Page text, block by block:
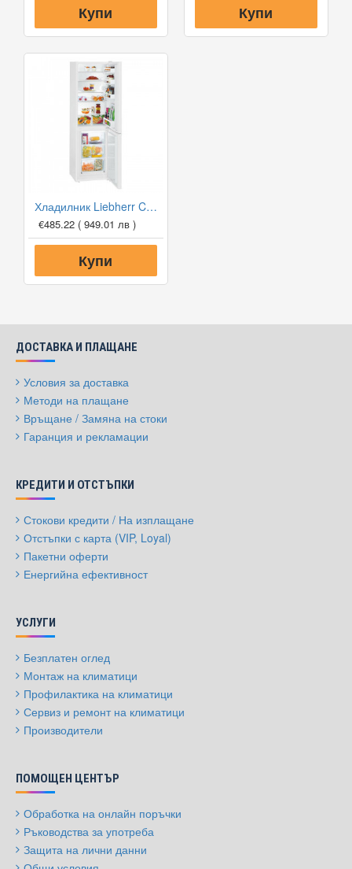
Купи Купи
Хладилник Liebherr CU 331 SmartFrost
€485.22 ( 949.01 лв )
Купи
ДОСТАВКА И ПЛАЩАНЕ
Условия за доставка
Методи на плащане
Връщане / Замяна на стоки
Гаранция и рекламации
КРЕДИТИ И ОТСТЪПКИ
Стокови кредити / На изплащане
Отстъпки с карта (VIP, Loyal)
Пакетни оферти
Енергийна ефективност
УСЛУГИ
Безплатен оглед
Монтаж на климатици
Профилактика на климатици
Сервиз и ремонт на климатици
Производители
ПОМОЩЕН ЦЕНТЪР
Обработка на онлайн поръчки
Ръководства за употреба
Защита на лични данни